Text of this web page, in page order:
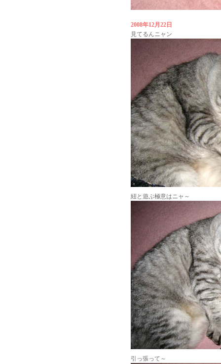
2008年12月22日
見てるんニャン
紐と遊ぶ極意はニャ～
引っ張って～